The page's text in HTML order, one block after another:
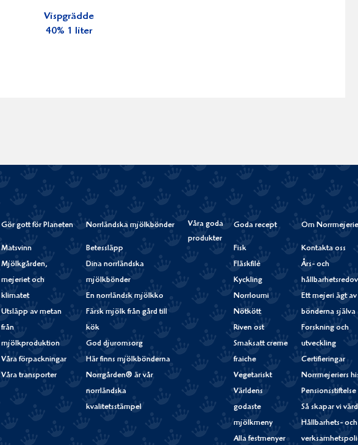
Vispgrädde
40% 1 liter
Gör gott för Planeten
Matsvinn
Mjölkgården,
mejeriet och
klimatet
Utsläpp av metan
från
mjölkproduktion
Våra förpackningar
Våra transporter
Norrländska mjölkbönder
Betessläpp
Dina norrländska
mjölkbönder
En norrländsk mjölkko
Färsk mjölk från gård till
kök
God djuromsorg
Här finns mjölkbönderna
Norrgården® är vår
norrländska
kvalitetsstämpel
Våra goda
produkter
Goda recept
Fisk
Fläskfilé
Kyckling
Norrloumi
Nötkött
Riven ost
Smaksatt creme
fraiche
Vegetariskt
Världens
godaste
mjölkmeny
Alla festmenyer
Om
Kontakta oss
Års- och
Ett mejeri ägt av
bönderna själva
Forskning och
utveckling
Certifieringar
Norrmejeriers
Pensionsstiftelse
Så skapar vi
Hållbarhets- och